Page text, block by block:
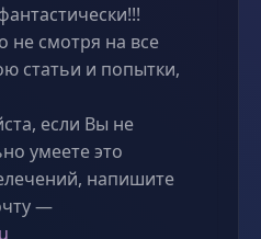
не смотря на все
статьи и попытки,
если Вы не
умеете это
напишите
—